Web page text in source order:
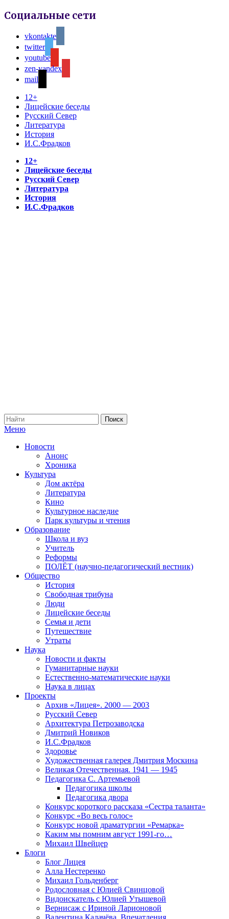
Социальные сети
vkontakte
twitter
youtube
zen-yandex
mail
12+
Лицейские беседы
Русский Север
Литература
История
И.С.Фрадков
12+
Лицейские беседы
Русский Север
Литература
История
И.С.Фрадков
Меню
Новости
Анонс
Хроника
Культура
Дом актёра
Литература
Кино
Культурное наследие
Парк культуры и чтения
Образование
Школа и вуз
Учитель
Реформы
ПОЛЁТ (научно-педагогический вестник)
Общество
История
Свободная трибуна
Люди
Лицейские беседы
Семья и дети
Путешествие
Утраты
Наука
Новости и факты
Гуманитарные науки
Естественно-математические науки
Наука в лицах
Проекты
Архив «Лицея». 2000 — 2003
Русский Север
Архитектура Петрозаводска
Дмитрий Новиков
И.С.Фрадков
Здоровье
Художественная галерея Дмитрия Москина
Великая Отечественная. 1941 — 1945
Педагогика С. Артемьевой
Педагогика школы
Педагогика двора
Конкурс короткого рассказа «Сестра таланта»
Конкурс «Во весь голос»
Конкурс новой драматургии «Ремарка»
Каким мы помним август 1991-го…
Михаил Швейцер
Блоги
Блог Лицея
Алла Нестеренко
Михаил Гольденберг
Родословная с Юлией Свинцовой
Видоискатель с Юлией Утышевой
Вернисаж с Ириной Ларионовой